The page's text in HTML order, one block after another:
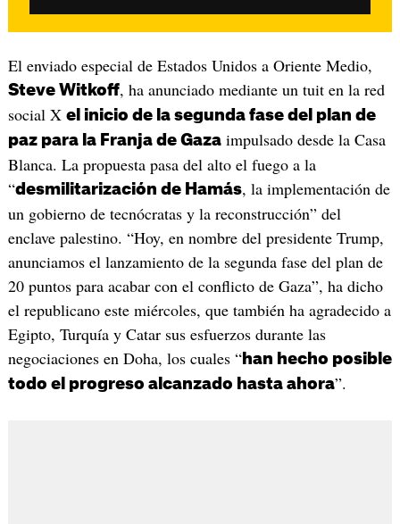
El enviado especial de Estados Unidos a Oriente Medio,
Steve Witkoff, ha anunciado mediante un tuit en la red
social X el inicio de la segunda fase del plan de
paz para la Franja de Gazaimpulsado desde la Casa
Blanca. La propuesta pasa del alto el fuego a la
“desmilitarización de Hamás, la implementación de
un gobierno de tecnócratas y la reconstrucción” del
enclave palestino. “Hoy, en nombre del presidente Trump,
anunciamos el lanzamiento de la segunda fase del plan de
20 puntos para acabar con el conflicto de Gaza”, ha dicho
el republicano este miércoles, que también ha agradecido a
Egipto, Turquía y Catar sus esfuerzos durante las
negociaciones en Doha, los cuales “han hecho posible
todo el progreso alcanzado hasta ahora”.